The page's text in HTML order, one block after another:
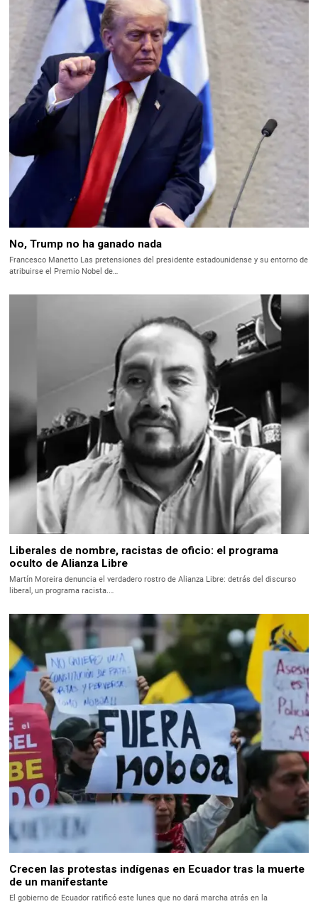
No, Trump no ha ganado nada
Francesco Manetto Las pretensiones del presidente estadounidense y su entorno de
atribuirse el Premio Nobel de…
Liberales de nombre, racistas de oficio: el programa
oculto de Alianza Libre
Martín Moreira denuncia el verdadero rostro de Alianza Libre: detrás del discurso
liberal, un programa racista.…
Crecen las protestas indígenas en Ecuador tras la muerte
de un manifestante
El gobierno de Ecuador ratificó este lunes que no dará marcha atrás en la